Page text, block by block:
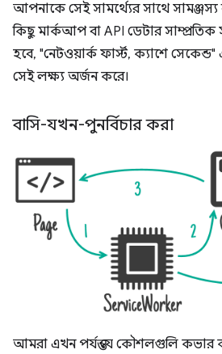
আপনাকে সেই সামর্থ্যের সাথে
কিছু মার্কআপ বা API ডেটার সাম্প্রতিক
হবে, "নেটওয়ার্ক ফার্স্ট, ক্যাশে
সেই লক্ষ্য অর্জন করে।
বাসি-যখন-পুনর্বিচার করা
আমরা এখন পর্যন্ত যে কৌশলগুলি কভার